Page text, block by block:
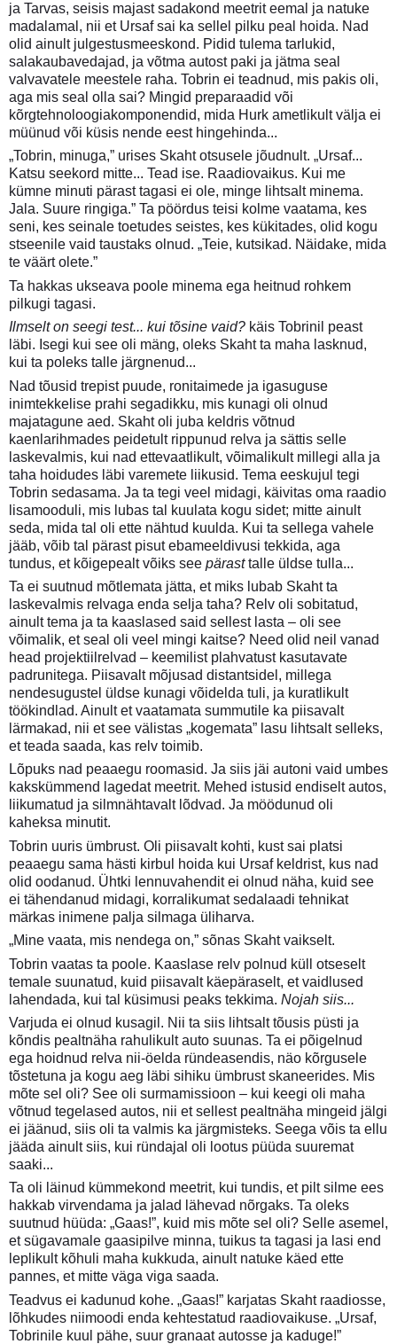
ja Tarvas, seisis majast sadakond meetrit eemal ja natuke
madalamal, nii et Ursaf sai ka sellel pilku peal hoida. Nad
olid ainult julgestusmeeskond. Pidid tulema tarlukid,
salakaubavedajad, ja võtma autost paki ja jätma seal
valvavatele meestele raha. Tobrin ei teadnud, mis pakis oli,
aga mis seal olla sai? Mingid preparaadid või
kõrgtehnoloogiakomponendid, mida Hurk ametlikult välja ei
müünud või küsis nende eest hingehinda...
„Tobrin, minuga,” urises Skaht otsusele jõudnult. „Ursaf...
Katsu seekord mitte... Tead ise. Raadiovaikus. Kui me
kümne minuti pärast tagasi ei ole, minge lihtsalt minema.
Jala. Suure ringiga.” Ta pöördus teisi kolme vaatama, kes
seni, kes seinale toetudes seistes, kes kükitades, olid kogu
stseenile vaid taustaks olnud. „Teie, kutsikad. Näidake, mida
te väärt olete.”
Ta hakkas ukseava poole minema ega heitnud rohkem
pilkugi tagasi.
Ilmselt on seegi test... kui tõsine vaid? käis Tobrinil peast
läbi. Isegi kui see oli mäng, oleks Skaht ta maha lasknud,
kui ta poleks talle järgnenud...
Nad tõusid trepist puude, ronitaimede ja igasuguse
inimtekkelise prahi segadikku, mis kunagi oli olnud
majatagune aed. Skaht oli juba keldris võtnud
kaenlarihmades peidetult rippunud relva ja sättis selle
laskevalmis, kui nad ettevaatlikult, võimalikult millegi alla ja
taha hoidudes läbi varemete liikusid. Tema eeskujul tegi
Tobrin sedasama. Ja ta tegi veel midagi, käivitas oma raadio
lisamooduli, mis lubas tal kuulata kogu sidet; mitte ainult
seda, mida tal oli ette nähtud kuulda. Kui ta sellega vahele
jääb, võib tal pärast pisut ebameeldivusi tekkida, aga
tundus, et kõigepealt võiks see pärasttalle üldse tulla...
Ta ei suutnud mõtlemata jätta, et miks lubab Skaht ta
laskevalmis relvaga enda selja taha? Relv oli sobitatud,
ainult tema ja ta kaaslased said sellest lasta – oli see
võimalik, et seal oli veel mingi kaitse? Need olid neil vanad
head projektiilrelvad – keemilist plahvatust kasutavate
padrunitega. Piisavalt mõjusad distantsidel, millega
nendesugustel üldse kunagi võidelda tuli, ja kuratlikult
töökindlad. Ainult et vaatamata summutile ka piisavalt
lärmakad, nii et see välistas „kogemata” lasu lihtsalt selleks,
et teada saada, kas relv toimib.
Lõpuks nad peaaegu roomasid. Ja siis jäi autoni vaid umbes
kakskümmend lagedat meetrit. Mehed istusid endiselt autos,
liikumatud ja silmnähtavalt lõdvad. Ja möödunud oli
kaheksa minutit.
Tobrin uuris ümbrust. Oli piisavalt kohti, kust sai platsi
peaaegu sama hästi kirbul hoida kui Ursaf keldrist, kus nad
olid oodanud. Ühtki lennuvahendit ei olnud näha, kuid see
ei tähendanud midagi, korralikumat sedalaadi tehnikat
märkas inimene palja silmaga üliharva.
„Mine vaata, mis nendega on,” sõnas Skaht vaikselt.
Tobrin vaatas ta poole. Kaaslase relv polnud küll otseselt
temale suunatud, kuid piisavalt käepäraselt, et vaidlused
lahendada, kui tal küsimusi peaks tekkima. Nojah siis...
Varjuda ei olnud kusagil. Nii ta siis lihtsalt tõusis püsti ja
kõndis pealtnäha rahulikult auto suunas. Ta ei põigelnud
ega hoidnud relva nii-öelda ründeasendis, näo kõrgusele
tõstetuna ja kogu aeg läbi sihiku ümbrust skaneerides. Mis
mõte sel oli? See oli surmamissioon – kui keegi oli maha
võtnud tegelased autos, nii et sellest pealtnäha mingeid jälgi
ei jäänud, siis oli ta valmis ka järgmisteks. Seega võis ta ellu
jääda ainult siis, kui ründajal oli lootus püüda suuremat
saaki...
Ta oli läinud kümmekond meetrit, kui tundis, et pilt silme ees
hakkab virvendama ja jalad lähevad nõrgaks. Ta oleks
suutnud hüüda: „Gaas!”, kuid mis mõte sel oli? Selle asemel,
et sügavamale gaasipilve minna, tuikus ta tagasi ja lasi end
leplikult kõhuli maha kukkuda, ainult natuke käed ette
pannes, et mitte väga viga saada.
Teadvus ei kadunud kohe. „Gaas!” karjatas Skaht raadiosse,
lõhkudes niimoodi enda kehtestatud raadiovaikuse. „Ursaf,
Tobrinile kuul pähe, suur granaat autosse ja kaduge!”